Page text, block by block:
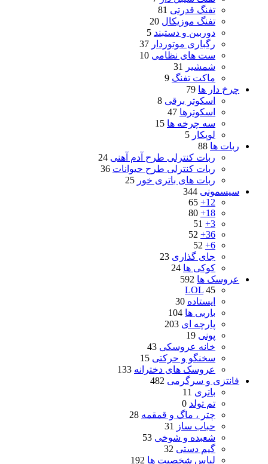
تفنگ قدرتی 81
تفنگ موزیکال 20
دوربین و دستبند 5
رگباری موتوردار 37
ست های نظامی 10
شمشیر
31
ماکت تفنگ 9
چرخ دار ها 79
اسکوتر برقی 8
اسکوترها 47
سه چرخه ها 15
لوپکار 5
ربات ها 88
ربات کنترلی طرح آدم آهنی 24
ربات کنترلی طرح حیوانات 36
ربات های باتری خور 25
سیسمونی 344
12+
65
18+
80
3+
51
36+
52
6+
52
جای گذاری 23
کوکی ها 24
عروسک ها 592
LOL 45
ایستاده 30
باربی ها 104
پارچه ای 203
پونی 19
خانه عروسکی 43
سخنگو و حرکتی 15
عروسک های دخترانه 133
فانتزی و سرگرمی 482
باتری 11
تم تولد 0
چتر ، ماگ و قمقمه 28
حباب ساز
31
شعبده و شوخی 53
گیم دستی 32
لباس شخصیت ها 192